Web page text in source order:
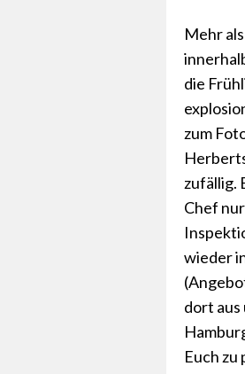
Mehr
die
zum
zufällig.
Chef
wieder
dort
Euch zu